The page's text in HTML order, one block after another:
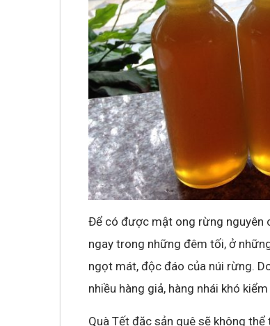
Để có được mật ong rừng nguyên
ngay trong những đêm tối, ở
ngọt mát, độc đáo của núi rừng.
nhiều hàng giả, hàng nhái khó
Quà Tết đặc sản quê sẽ không